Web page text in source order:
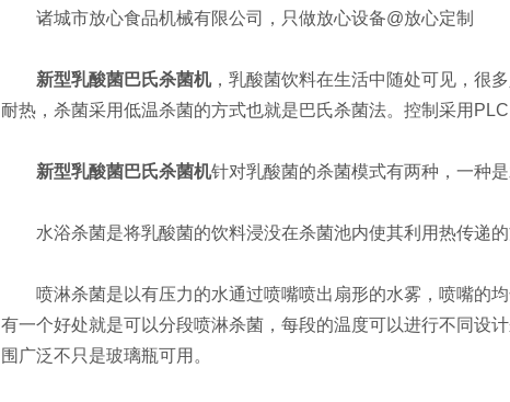
诸城市放心食品机械有限公司，只做放心设备@放心定制
新型乳酸菌巴氏杀菌机，乳酸菌饮料在生活中随处可见，很
耐热，杀菌采用低温杀菌的方式也就是巴氏杀菌法。控制采用
新型乳酸菌巴氏杀菌机针对乳酸菌的杀菌模式有两种，一种
水浴杀菌是将乳酸菌的饮料浸没在杀菌池内使其利用热传递的
喷淋杀菌是以有压力的水通过喷嘴喷出扇形的水雾，喷嘴的均
有一个好处就是可以分段喷淋杀菌，每段的温度可以进行不同设
围广泛不只是玻璃瓶可用。